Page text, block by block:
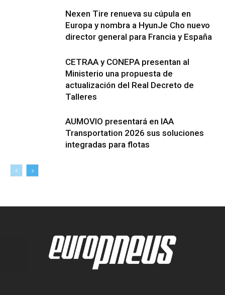
Nexen Tire renueva su cúpula en
Europa y nombra a HyunJe Cho nuevo
director general para Francia y España
CETRAA y CONEPA presentan al
Ministerio una propuesta de
actualización del Real Decreto de
Talleres
AUMOVIO presentará en IAA
Transportation 2026 sus soluciones
integradas para flotas